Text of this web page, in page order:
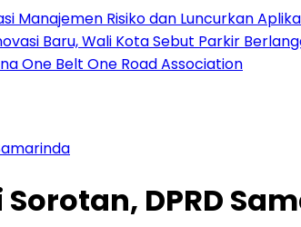
Manajemen Risiko dan Luncurkan
Baru, Wali Kota Sebut Parkir
One Belt One Road Association
DPRD